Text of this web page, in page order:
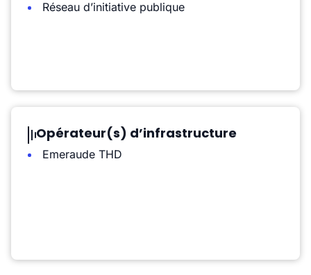
Réseau d’initiative publique
Opérateur(s) d’infrastructure
Emeraude THD